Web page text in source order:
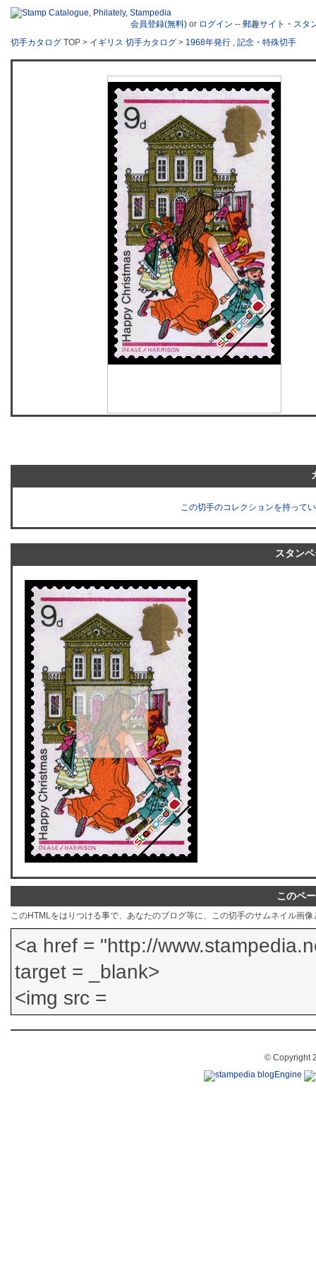
会員登録(無料) or ログイン -- 郵趣サイト・スタ
切手カタログ TOP > イギリス 切手カタログ > 1968年発行 , 記念・特殊切手
この切手のコレクションを持って
スタン
このペ
このHTMLをはりつける事で、あなたのブログ等に、この切手のサムネイル画
© Copyright